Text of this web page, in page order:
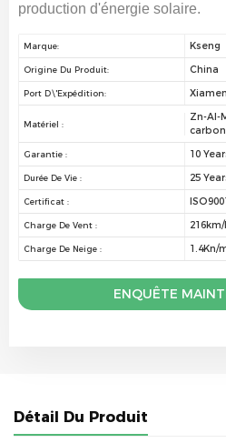
production d'énergie solaire.
Marque: Kseng
Origine Du Produit: China
Port D\'expédition: Xiamen
Matériel :
Zn-Al-
Garantie : 10
Durée De Vie : 25
Certificat :
Charge De Vent : 216km/
Charge De Neige : 1.4Kn/
ENQUÊTE
Détail Du Produit